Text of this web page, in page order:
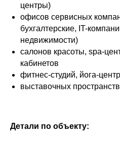
центры)
офисов сервисных
бухгалтерские, IT-
недвижимости)
салонов красоты, spa-
кабинетов
фитнес-студий, йога-
выставочных
Детали по объекту: